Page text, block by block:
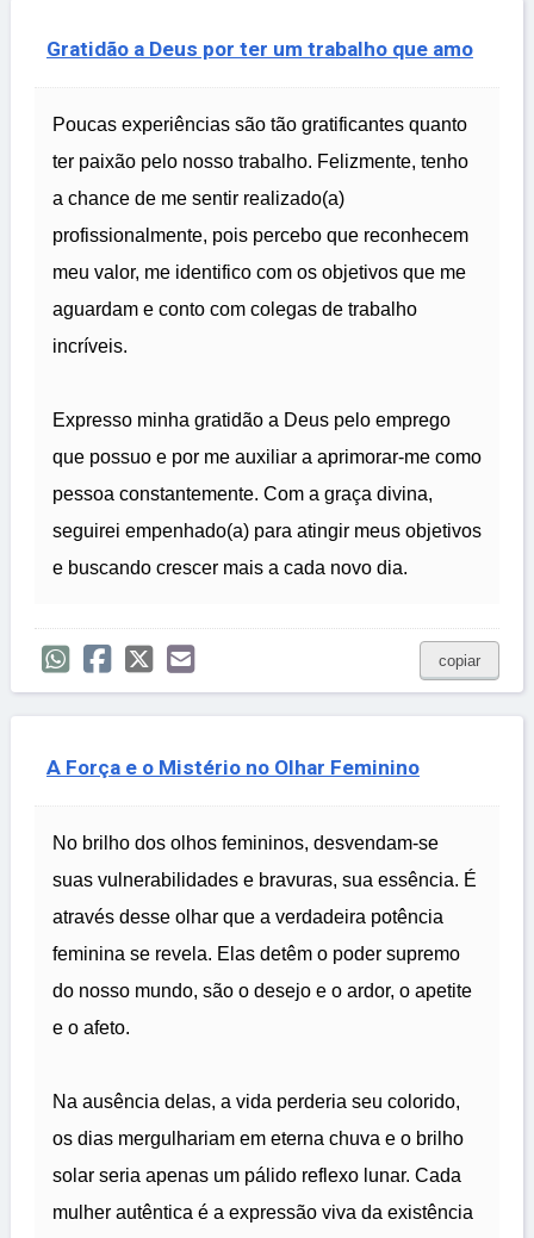
Gratidão a Deus por ter um trabalho que amo
Poucas experiências são tão gratificantes quanto
ter paixão pelo nosso trabalho. Felizmente, tenho
a chance de me sentir realizado(a)
profissionalmente, pois percebo que reconhecem
meu valor, me identifico com os objetivos que me
aguardam e conto com colegas de trabalho
incríveis.
Expresso minha gratidão a Deus pelo emprego
que possuo e por me auxiliar a aprimorar-me como
pessoa constantemente. Com a graça divina,
seguirei empenhado(a) para atingir meus objetivos
e buscando crescer mais a cada novo dia.
copiar
A Força e o Mistério no Olhar Feminino
No brilho dos olhos femininos, desvendam-se
suas vulnerabilidades e bravuras, sua essência. É
através desse olhar que a verdadeira potência
feminina se revela. Elas detêm o poder supremo
do nosso mundo, são o desejo e o ardor, o apetite
e o afeto.
Na ausência delas, a vida perderia seu colorido,
os dias mergulhariam em eterna chuva e o brilho
solar seria apenas um pálido reflexo lunar. Cada
mulher autêntica é a expressão viva da existência